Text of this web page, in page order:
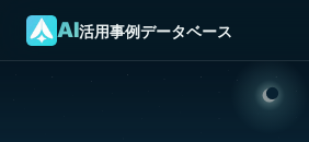
AI活用事例データベース